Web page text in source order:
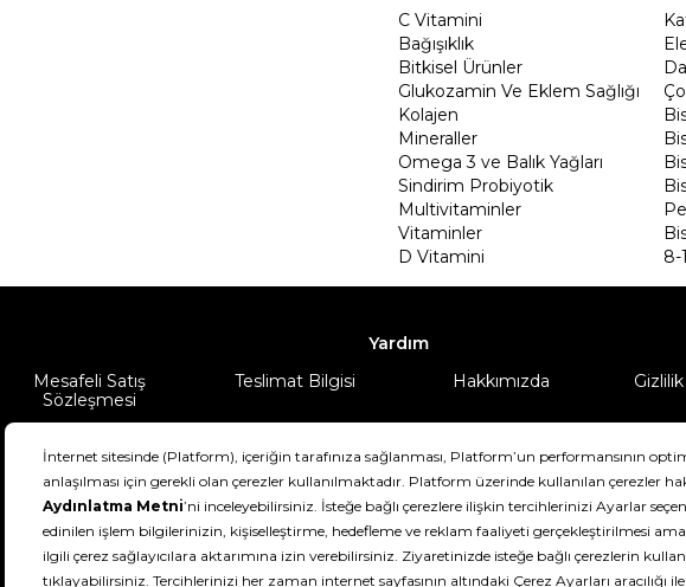
C Vitamini
Bağışıklık
Bitkisel Ürünler
Glukozamin Ve Eklem Sağlığı
Kolajen
Mineraller
Omega 3 ve Balık Yağları
Sindirim Probiyotik
Multivitaminler
Vitaminler
D Vitamini
8-
Yardım
Mesafeli Satış
Sözleşmesi
Teslimat Bilgisi Hakkımızda